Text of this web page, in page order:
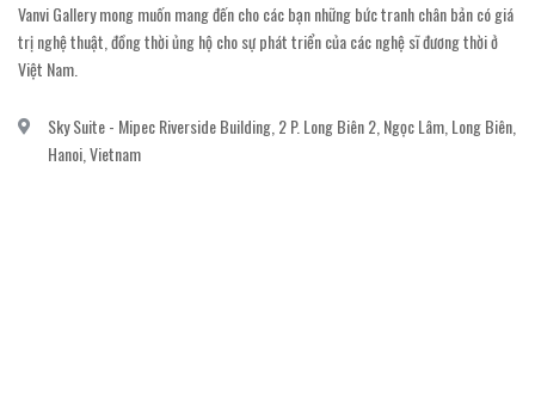
Vanvi Gallery mong muốn mang đến cho các bạn những bức tranh chân bản có giá
trị nghệ thuật, đồng thời ủng hộ cho sự phát triển của các nghệ sĩ đương thời ở
Việt Nam.
Sky Suite - Mipec Riverside Building, 2 P. Long Biên 2, Ngọc Lâm, Long Biên,
Hanoi, Vietnam